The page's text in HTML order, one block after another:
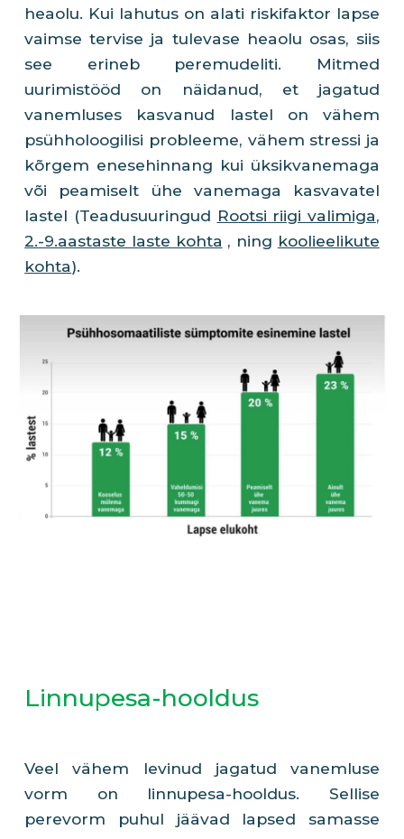
heaolu. Kui lahutus on alati riskifaktor lapse
vaimse tervise ja tulevase heaolu osas, siis
see erineb peremudeliti. Mitmed
uurimistööd on näidanud, et jagatud
vanemluses kasvanud lastel on vähem
psühholoogilisi probleeme, vähem stressi ja
kõrgem enesehinnang kui üksikvanemaga
või peamiselt ühe vanemaga kasvavatel
lastel (Teadusuuringud Rootsi riigi valimiga,
2.-9.aastaste laste kohta , ning koolieelikute
kohta).
Linnupesa-hooldus
Veel vähem levinud jagatud vanemluse
vorm on linnupesa-hooldus. Sellise
perevorm puhul jäävad lapsed samasse